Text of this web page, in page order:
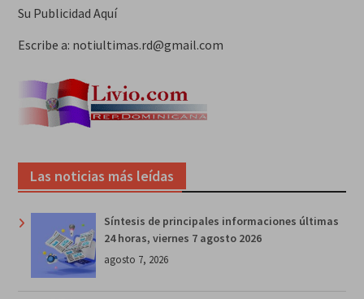
Su Publicidad Aquí
Escribe a: notiultimas.rd@gmail.com
Las noticias más leídas
Síntesis de principales informaciones últimas
24 horas, viernes 7 agosto 2026
agosto 7, 2026